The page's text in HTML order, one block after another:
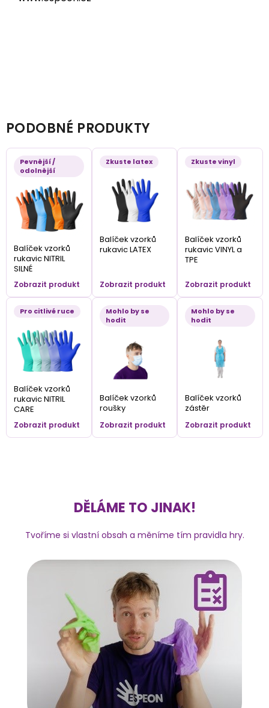
PODOBNÉ PRODUKTY
Pevnější /
odolnější
Balíček vzorků
rukavic NITRIL
SILNÉ
Zobrazit produkt
Zkuste latex
Balíček vzorků
rukavic LATEX
Zobrazit produkt
Zkuste vinyl
Balíček vzorků
rukavic VINYL a
TPE
Zobrazit produkt
Pro citlivé ruce
Balíček vzorků
rukavic NITRIL
CARE
Zobrazit produkt
Mohlo by se
hodit
Balíček vzorků
roušky
Zobrazit produkt
Mohlo by se
hodit
Balíček vzorků
zástěr
Zobrazit produkt
DĚLÁME TO JINAK!
Tvoříme si vlastní obsah a měníme tím pravidla hry.